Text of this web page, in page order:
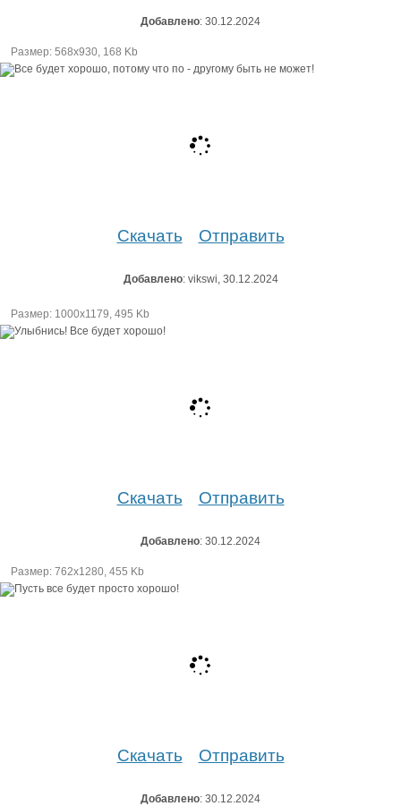
Добавлено: 30.12.2024
Размер: 568х930, 168 Kb
Скачать Отправить
Добавлено: vikswi, 30.12.2024
Размер: 1000х1179, 495 Kb
Скачать Отправить
Добавлено: 30.12.2024
Размер: 762х1280, 455 Kb
Скачать Отправить
Добавлено: 30.12.2024